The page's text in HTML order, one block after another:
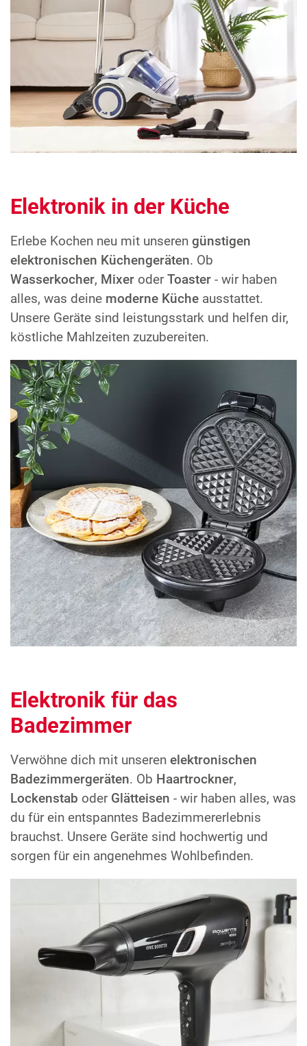
Elektronik in der Küche
Erlebe Kochen neu mit unseren günstigen
elektronischen Küchengeräten. Ob
Wasserkocher, Mixer oder Toaster - wir haben
alles, was deine moderne Küche ausstattet.
Unsere Geräte sind leistungsstark und helfen dir,
köstliche Mahlzeiten zuzubereiten.
Elektronik für das
Badezimmer
Verwöhne dich mit unseren elektronischen
Badezimmergeräten. Ob Haartrockner,
Lockenstab oder Glätteisen - wir haben alles, was
du für ein entspanntes Badezimmererlebnis
brauchst. Unsere Geräte sind hochwertig und
sorgen für ein angenehmes Wohlbefinden.